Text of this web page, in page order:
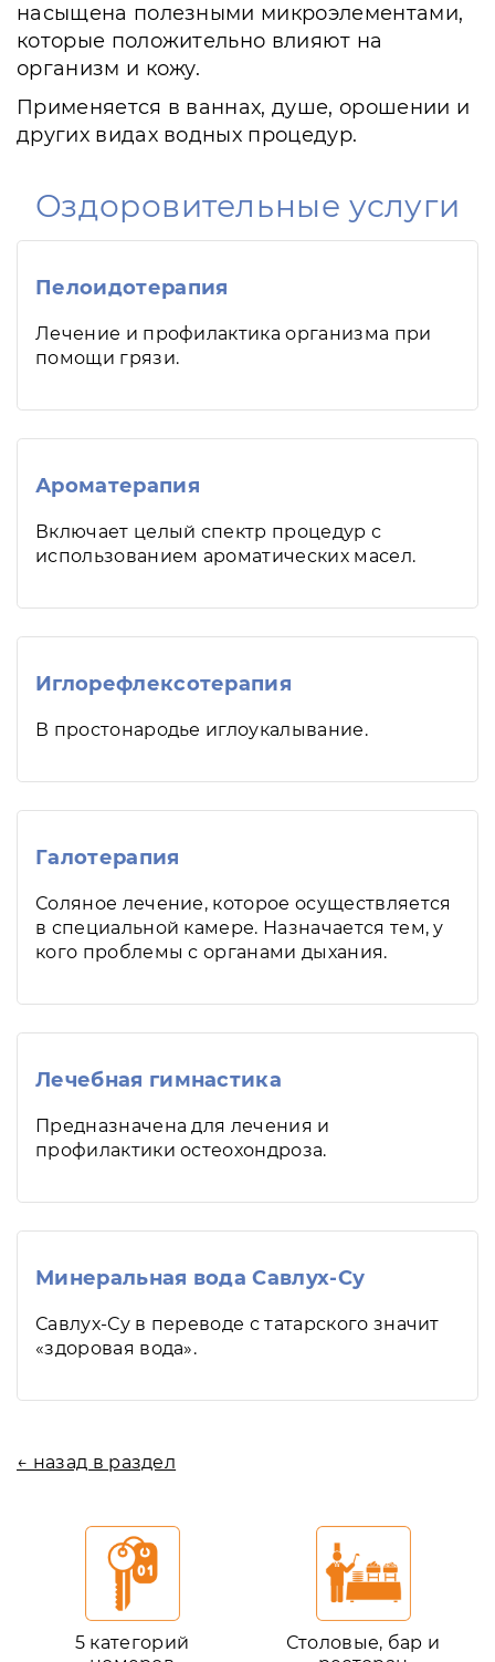
насыщена полезными микроэлементами,
которые положительно влияют на
организм и кожу.
Применяется в ваннах, душе, орошении и
других видах водных процедур.
Оздоровительные услуги
Пелоидотерапия
Лечение и профилактика организма при
помощи грязи.
Ароматерапия
Включает целый спектр процедур с
использованием ароматических масел.
Иглорефлексотерапия
В простонародье иглоукалывание.
Галотерапия
Соляное лечение, которое осуществляется
в специальной камере. Назначается тем, у
кого проблемы с органами дыхания.
Лечебная гимнастика
Предназначена для лечения и
профилактики остеохондроза.
Минеральная вода Савлух-Су
Савлух-Су в переводе с татарского значит
«здоровая вода».
← назад в раздел
5 категорий
Столовые, бар и